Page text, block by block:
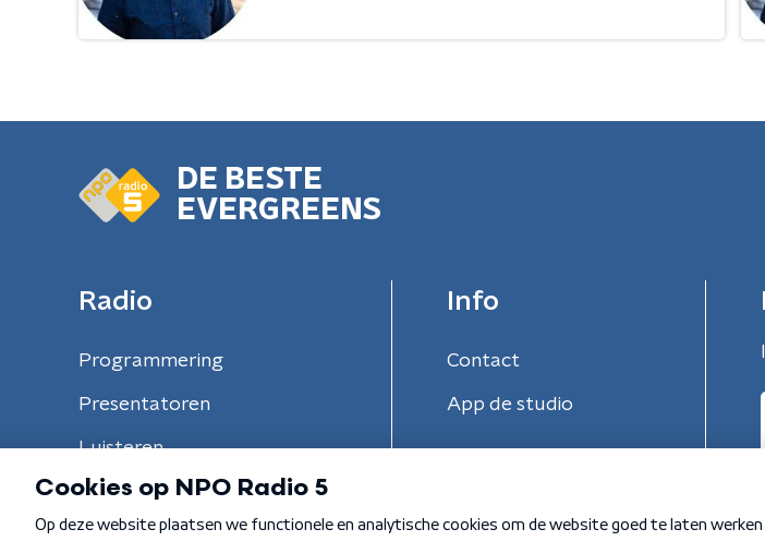
DE BESTE
EVERGREENS
Radio
Programmering
Presentatoren
Luisteren
Info
Contact
App de studio